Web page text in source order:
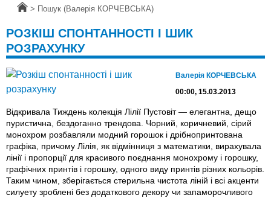
Головна
> Пошук (Валерія КОРЧЕВСЬКА)
РОЗКІШ СПОНТАННОСТІ І ШИК
РОЗРАХУНКУ
Валерія КОРЧЕВСЬКА
00:00, 15.03.2013
Відкривала Тиждень колекція Лілії Пустовіт — елегантна, дещо
пуристична, бездоганно трендова. Чорний, коричневий, сірий
монохром розбавляли модний горошок і дрібнопринтована
графіка, причому Лілія, як відмінниця з математики, вирахувала
лінії і пропорції для красивого поєднання монохрому і горошку,
графічних принтів і горошку, одного виду принтів різних кольорів.
Таким чином, зберігається стерильна чистота ліній і всі акценти
силуету зроблені без додаткового декору чи запаморочливого